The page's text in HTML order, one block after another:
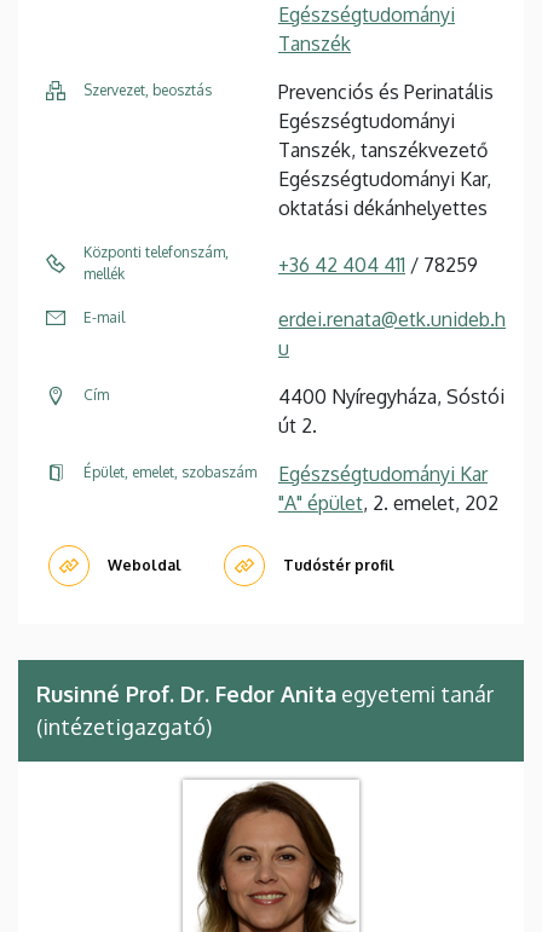
Egészségtudományi
Tanszék
Szervezet, beosztás
Prevenciós és Perinatális
Egészségtudományi
Tanszék, tanszékvezető
Egészségtudományi Kar,
oktatási dékánhelyettes
Központi telefonszám,
mellék
+36 42 404 411 / 78259
E-mail
erdei.renata@etk.unideb.h
u
Cím
4400 Nyíregyháza, Sóstói
út 2.
Épület, emelet, szobaszám
Egészségtudományi Kar
"A" épület, 2. emelet, 202
Weboldal Tudóstér profil
Rusinné Prof. Dr. Fedor Anita egyetemi tanár
(intézetigazgató)